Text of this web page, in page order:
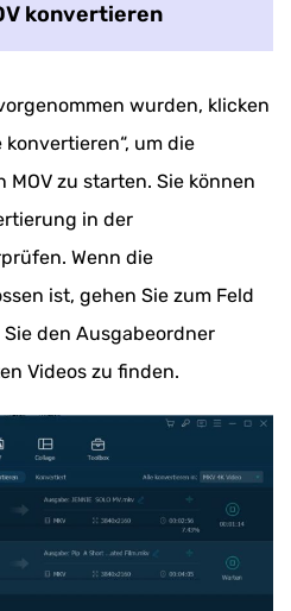
konvertieren
wurden, klicken
um die
MOV zu starten. Sie können
in der
Wenn die
ist, gehen Sie zum Feld
den Ausgabeordner
Videos zu finden.